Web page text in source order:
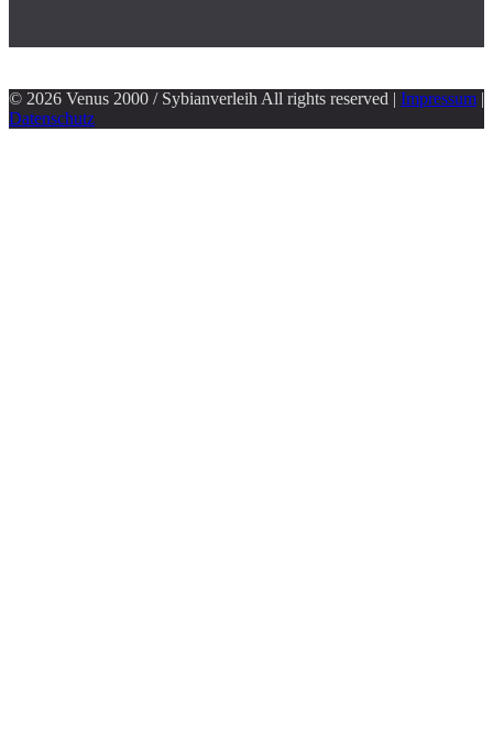
© 2026 Venus 2000 / Sybianverleih All rights reserved | Impressum |
Datenschutz